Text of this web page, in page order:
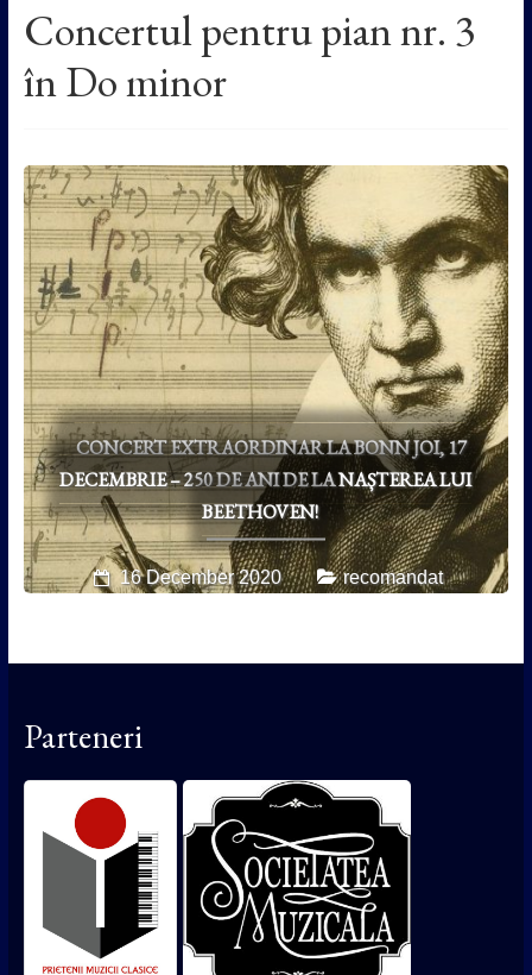
Concertul pentru pian nr. 3
în Do minor
CONCERT EXTRAORDINAR LA BONN JOI, 17
DECEMBRIE – 250 DE ANI DE LA NAȘTEREA LUI
BEETHOVEN!
16 December 2020 recomandat
Parteneri